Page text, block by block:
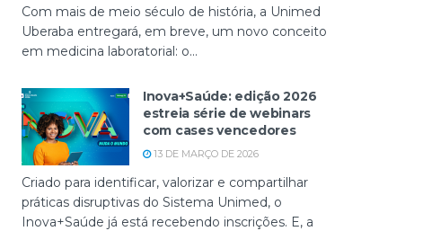
Com mais de meio século de história, a Unimed
Uberaba entregará, em breve, um novo conceito
em medicina laboratorial: o...
Inova+Saúde: edição 2026
estreia série de webinars
com cases vencedores
13 DE MARÇO DE 2026
Criado para identificar, valorizar e compartilhar
práticas disruptivas do Sistema Unimed, o
Inova+Saúde já está recebendo inscrições. E, a